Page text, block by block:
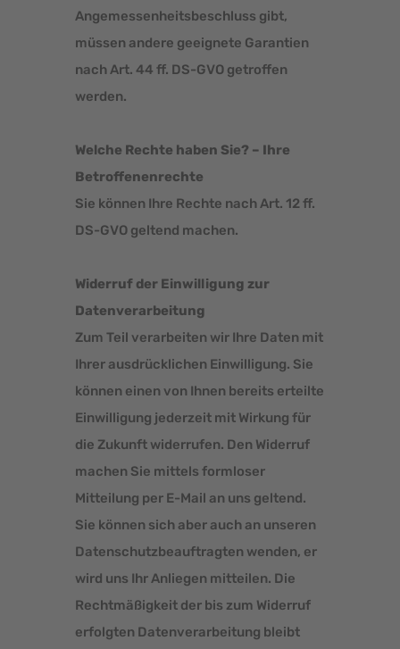
Angemessenheitsbeschluss gibt,
müssen andere geeignete Garantien
nach Art. 44 ff. DS-GVO getroffen
werden.
Welche Rechte haben Sie? – Ihre
Betroffenenrechte
Sie können Ihre Rechte nach Art. 12 ff.
DS-GVO geltend machen.
Widerruf der Einwilligung zur
Datenverarbeitung
Zum Teil verarbeiten wir Ihre Daten mit
Ihrer ausdrücklichen Einwilligung. Sie
können einen von Ihnen bereits erteilte
Einwilligung jederzeit mit Wirkung für
die Zukunft widerrufen. Den Widerruf
machen Sie mittels formloser
Mitteilung per E-Mail an uns geltend.
Sie können sich aber auch an unseren
Datenschutzbeauftragten wenden, er
wird uns Ihr Anliegen mitteilen. Die
Rechtmäßigkeit der bis zum Widerruf
erfolgten Datenverarbeitung bleibt